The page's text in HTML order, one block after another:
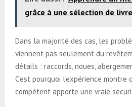
grâce à une sélection de
Dans la majorité des cas, les
viennent pas seulement du
détails : raccords, noues,
C’est pourquoi l’expérience montre
compétent apporte une vraie